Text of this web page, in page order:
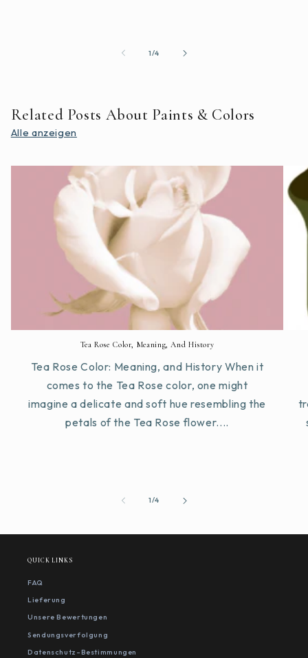
1/von
4
Related Posts About Paints & Colors
Alle anzeigen
Tea Rose Color, Meaning, And History
Tea Rose Color: Meaning, and History When it
comes to the Tea Rose color, one might
imagine a delicate and soft hue resembling the
petals of the Tea Rose flower....
1/von
4
QUICK LINKS
FAQ
Lieferung
Unsere Bewertungen
Sendungsverfolgung
Datenschutz-Bestimmungen